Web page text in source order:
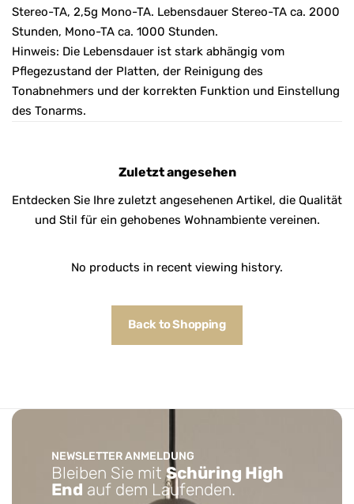
Stereo-TA, 2,5g Mono-TA. Lebensdauer Stereo-TA ca. 2000
Stunden, Mono-TA ca. 1000 Stunden.
Hinweis: Die Lebensdauer ist stark abhängig vom
Pflegezustand der Platten, der Reinigung des
Tonabnehmers und der korrekten Funktion und Einstellung
des Tonarms.
Zuletzt angesehen
Entdecken Sie Ihre zuletzt angesehenen Artikel, die Qualität
und Stil für ein gehobenes Wohnambiente vereinen.
No products in recent viewing history.
Back to Shopping
NEWSLETTER ANMELDUNG
Bleiben Sie mitSchüring High
End auf dem Laufenden.